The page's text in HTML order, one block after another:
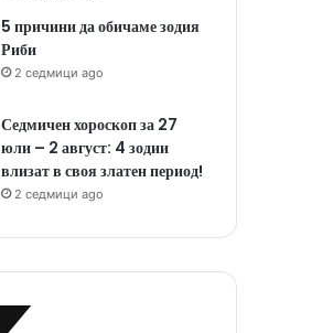
5 причини да обичаме зодия
Риби
2 седмици ago
Седмичен хороскоп за 27
юли – 2 август: 4 зодии
влизат в своя златен период!
2 седмици ago